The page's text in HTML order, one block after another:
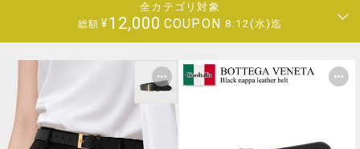
全カテゴリ対象
総額 ¥12,000 COUPON 8.12(水)迄